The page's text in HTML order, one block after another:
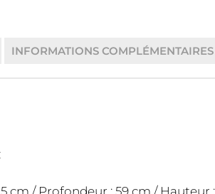
INFORMATIONS COMPLÉMENTAIRES